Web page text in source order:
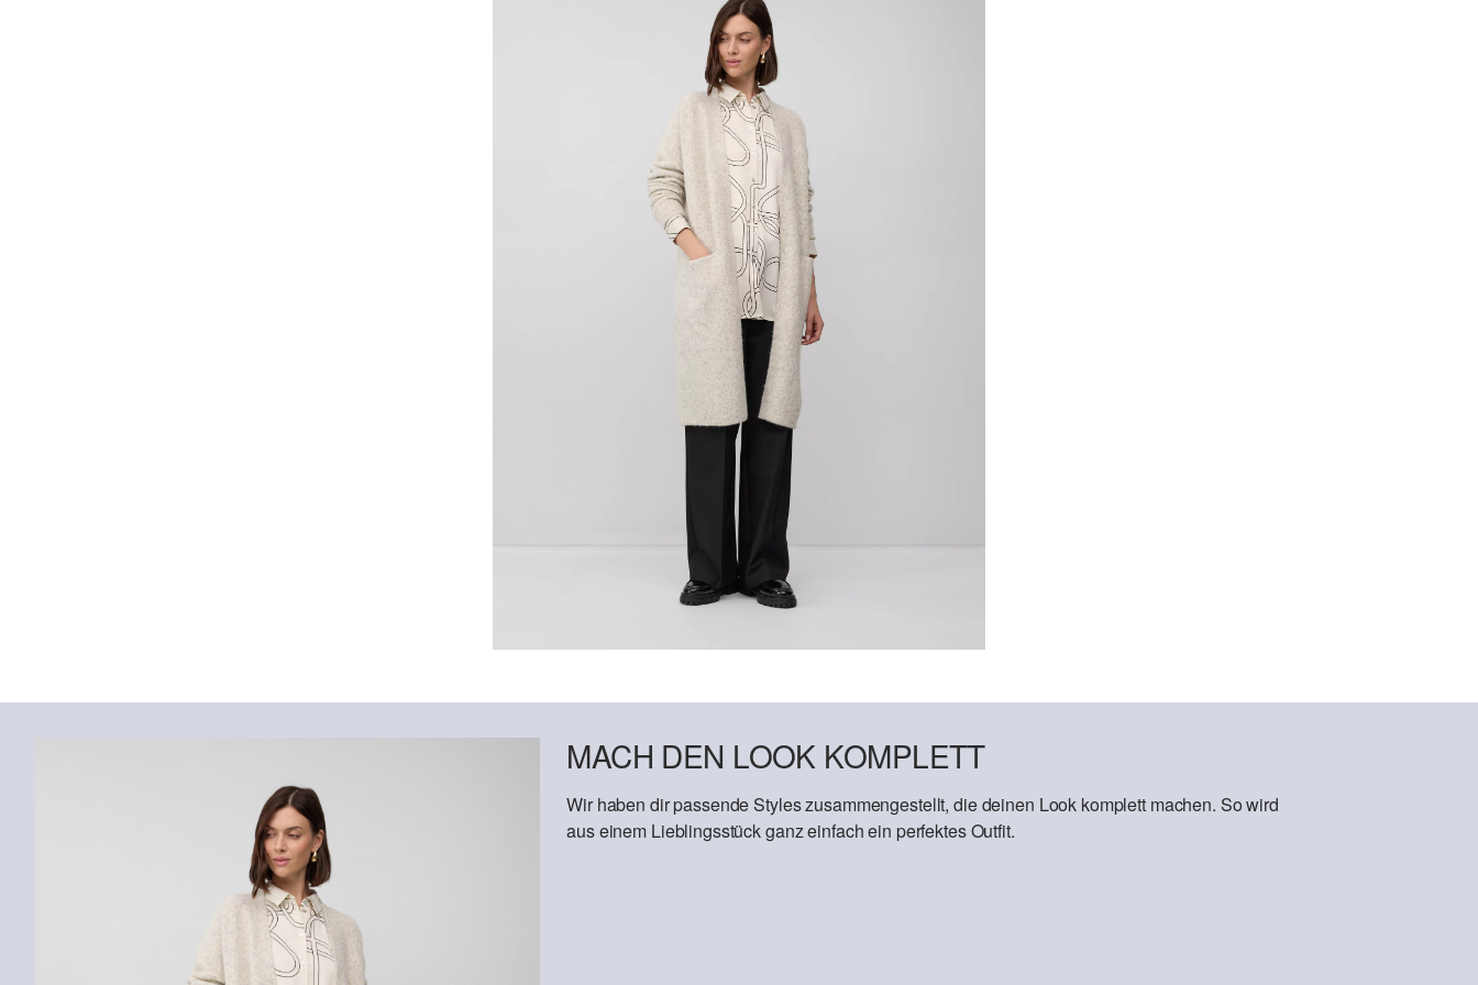
MACH DEN LOOK KOMPLETT
Wir haben dir passende Styles zusammengestellt, die deinen Look komplett machen. So wird
aus einem Lieblingsstück ganz einfach ein perfektes Outfit.